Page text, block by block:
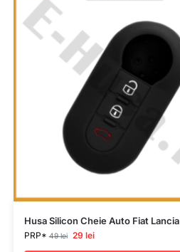
Husa Silicon Cheie Auto Fiat Lancia
PRP*49lei 29 lei